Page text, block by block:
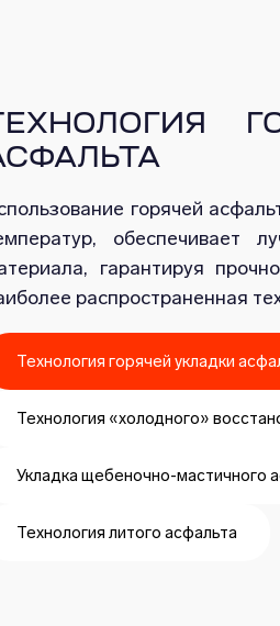
горячей
обеспечивает
гарантируя
распространенная
Технология горячей укладки
Технология «холодного»
Укладка щебеночно-мастичного
Технология литого асфальта